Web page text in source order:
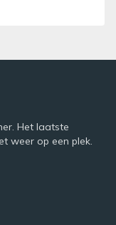
Het laatste
weer op een plek.